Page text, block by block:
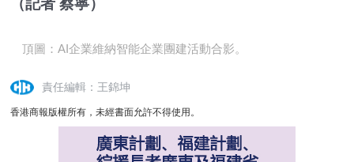
頂圖：AI企業維納智能企業團建活動合影。
責任編輯：王錦坤
香港商報版權所有，未經書面允許不得使用。